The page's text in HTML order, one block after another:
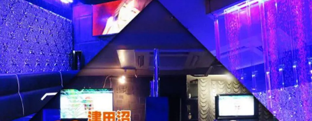
舗
PR
画
像